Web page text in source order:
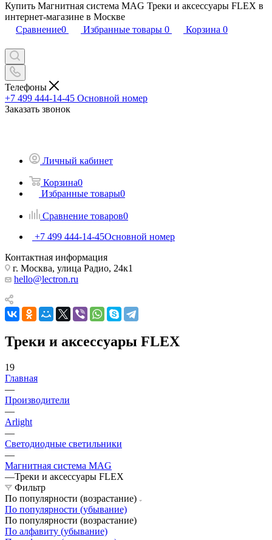
Купить Магнитная система MAG Треки и аксессуары FLEX в
интернет-магазине в Москве
Сравнение0 Избранные товары 0 Корзина 0
Телефоны
+7 499 444-14-45 Основной номер
Заказать звонок
Личный кабинет
Корзина0
Избранные товары0
Сравнение товаров0
+7 499 444-14-45Основной номер
Контактная информация
г. Москва, улица Радио, 24к1
hello@lectron.ru
Треки и аксессуары FLEX
19
Главная
—
Производители
—
Arlight
—
Светодиодные светильники
—
Магнитная система MAG
—Треки и аксессуары FLEX
Фильтр
По популярности (возрастание)
По популярности (убывание)
По популярности (возрастание)
По алфавиту (убывание)